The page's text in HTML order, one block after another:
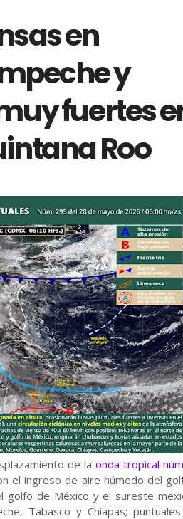
en
y
fuertes
Roo
de laonda tropical
el ingreso de aire húmedo del
golfo de México y el sureste
Tabasco y Chiapas;